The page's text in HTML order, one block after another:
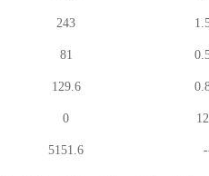
243
81
129.6
0
5151.6